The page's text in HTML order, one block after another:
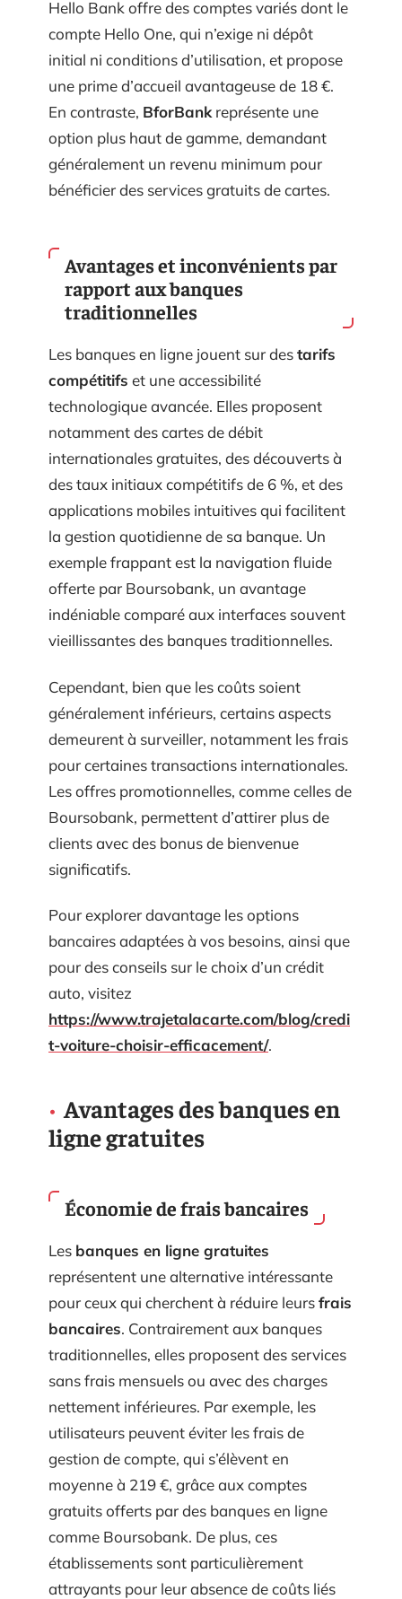
Hello Bank offre des comptes variés dont le
compte Hello One, qui n’exige ni dépôt
initial ni conditions d’utilisation, et propose
une prime d’accueil avantageuse de 18 €.
En contraste, BforBank représente une
option plus haut de gamme, demandant
généralement un revenu minimum pour
bénéficier des services gratuits de cartes.
Avantages et inconvénients par
rapport aux banques
traditionnelles
Les banques en ligne jouent sur destarifs
compétitifs et une accessibilité
technologique avancée. Elles proposent
notamment des cartes de débit
internationales gratuites, des découverts à
des taux initiaux compétitifs de 6 %, et des
applications mobiles intuitives qui facilitent
la gestion quotidienne de sa banque. Un
exemple frappant est la navigation fluide
offerte par Boursobank, un avantage
indéniable comparé aux interfaces souvent
vieillissantes des banques traditionnelles.
Cependant, bien que les coûts soient
généralement inférieurs, certains aspects
demeurent à surveiller, notamment les frais
pour certaines transactions internationales.
Les offres promotionnelles, comme celles de
Boursobank, permettent d’attirer plus de
clients avec des bonus de bienvenue
significatifs.
Pour explorer davantage les options
bancaires adaptées à vos besoins, ainsi que
pour des conseils sur le choix d’un crédit
auto, visitez
https://www.trajetalacarte.com/blog/credi
t-voiture-choisir-efficacement/.
Avantages des banques en
ligne gratuites
Économie de frais bancaires
Les banques en ligne gratuites
représentent une alternative intéressante
pour ceux qui cherchent à réduire leursfrais
bancaires. Contrairement aux banques
traditionnelles, elles proposent des services
sans frais mensuels ou avec des charges
nettement inférieures. Par exemple, les
utilisateurs peuvent éviter les frais de
gestion de compte, qui s’élèvent en
moyenne à 219 €, grâce aux comptes
gratuits offerts par des banques en ligne
comme Boursobank. De plus, ces
établissements sont particulièrement
attrayants pour leur absence de coûts liés